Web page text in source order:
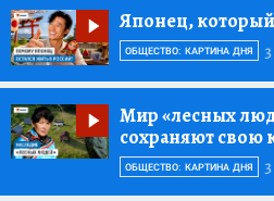
Японец,
ОБЩЕСТВО: КАРТИНА ДНЯ
Мир «лесных
сохраняют свою
ОБЩЕСТВО: КАРТИНА ДНЯ